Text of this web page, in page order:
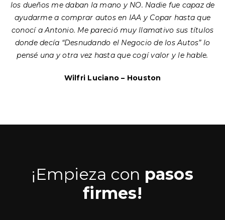
los dueños me daban la mano y NO. Nadie fue capaz de
ayudarme a comprar autos en IAA y Copar hasta que
conocí a Antonio. Me pareció muy llamativo sus títulos
donde decía “Desnudando el Negocio de los Autos” lo
pensé una y otra vez hasta que cogí valor y le hable.
Wilfri Luciano – Houston
¡Empieza con pasos
firmes!